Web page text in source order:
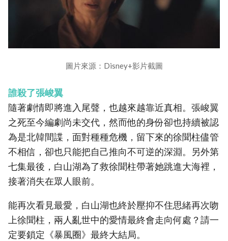
圖片來源：Disney+影片截圖
誰殺了張峻翼
隨著劇情即將進入尾聲，也越來越靠近真相。張峻翼
之死至今編劇尚未交代，然而他的身份卻也持續被認
為是北韓間諜，面對種種危機，留下來的徐聞柱儘管
不相信，卻也只能把自己推向不可逆的深淵。另外第
七集最後，白山湖為了救徐聞柱帶著她跳進大海裡，
接著消失在眾人眼前。
能再次看見最愛，白山湖也終於壓抑不住思緒再次吻
上徐聞柱，兩人亂世中的愛情最終會走向何處？請一
定要鎖定《暴風圈》最終大結局。